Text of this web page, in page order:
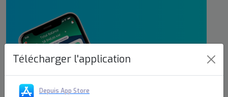
Télécharger l'application
Depuis App Store